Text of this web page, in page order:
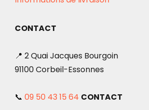
CONTACT
📍 2 Quai Jacques Bourgoin
91100 Corbeil-Essonnes
📞 09 50 43 15 64 CONTACT